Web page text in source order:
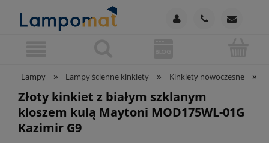
Lampy » Lampy ścienne kinkiety » Kinkiety nowoczesne »
Złoty kinkiet z białym szklanym
kloszem kulą Maytoni MOD175WL-01G
Kazimir G9